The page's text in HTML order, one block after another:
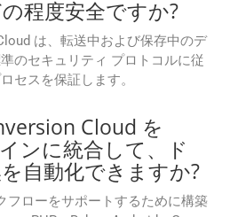
程度安全ですか?
は、転送中および保存中のデ
のセキュリティ プロトコルに従
セスを保証します。
Cloud を
ンに統合して、ド
自動化できますか?
フローをサポートするために構築